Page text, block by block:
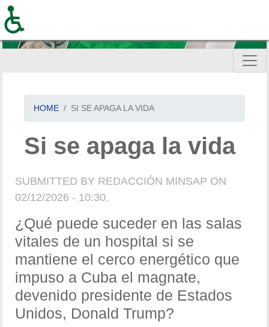
content
HOME SI SE APAGA LA VIDA
Si se apaga la vida
SUBMITTED BY REDACCIÓN MINSAP ON
02/12/2026 - 10:30.
¿Qué puede suceder en las salas
vitales de un hospital si se
mantiene el cerco energético que
impuso a Cuba el magnate,
devenido presidente de Estados
Unidos, Donald Trump?